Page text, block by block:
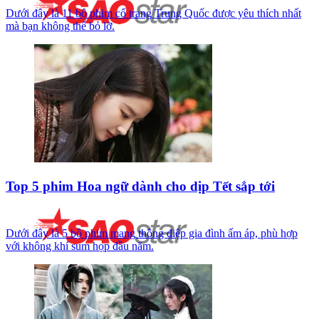
Dưới đây là 11 bộ phim cổ trang Trung Quốc được yêu thích nhất
mà bạn không thể bỏ lỡ.
Top 5 phim Hoa ngữ dành cho dịp Tết sắp tới
Dưới đây là 5 bộ phim mang thông điệp gia đình ấm áp, phù hợp
với không khí sum họp đầu năm.